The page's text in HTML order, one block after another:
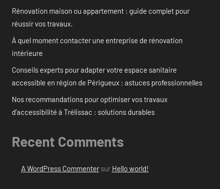
Rénovation maison ou appartement : guide complet pour
réussir vos travaux.
À quel moment contacter une entreprise de rénovation
intérieure
Conseils experts pour adapter votre espace sanitaire
accessible en région de Périgueux : astuces professionnelles
Nos recommandations pour optimiser vos travaux
d’accessibilité à Trélissac : solutions durables
Recent Comments
A WordPress Commentersur Hello world!